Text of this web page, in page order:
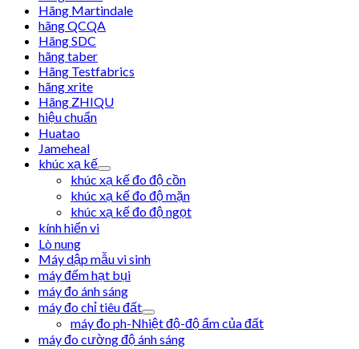
Hãng Martindale
hãng QCQA
Hãng SDC
hãng taber
Hãng Testfabrics
hãng xrite
Hãng ZHIQU
hiệu chuẩn
Huatao
Jameheal
khúc xạ kế
khúc xạ kế đo độ cồn
khúc xạ kế đo độ mặn
khúc xạ kế đo độ ngọt
kính hiển vi
Lò nung
Máy dập mẫu vi sinh
máy đếm hạt bụi
máy đo ánh sáng
máy đo chỉ tiêu đất
máy đo ph-Nhiệt độ-độ ẩm của đất
máy đo cường độ ánh sáng